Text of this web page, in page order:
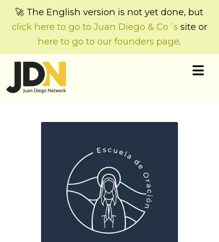
🚀 The English version is not yet done, but
click here to go to Juan Diego & Co´s site or
here to go to our founders page.